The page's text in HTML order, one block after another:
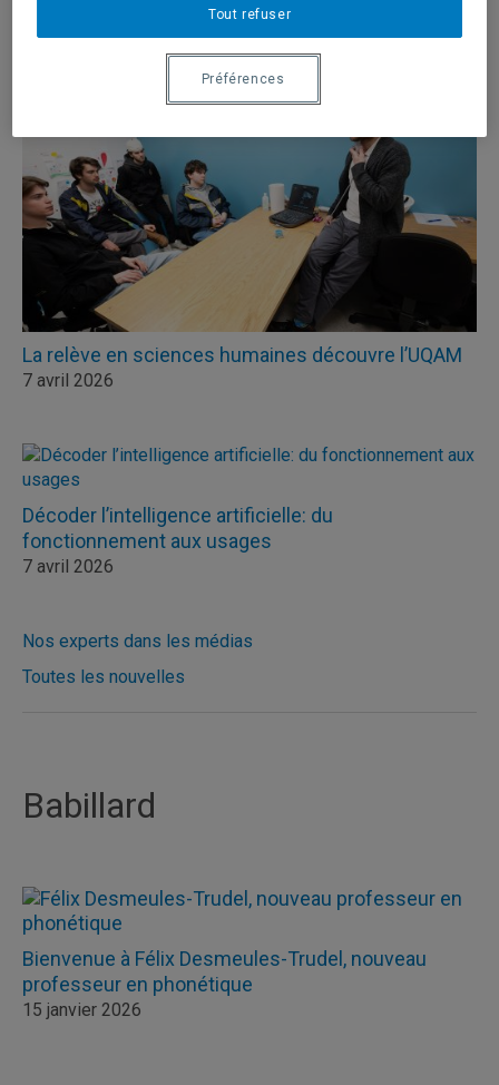
La relève en sciences humaines découvre l’UQAM
7 avril 2026
Décoder l’intelligence artificielle: du
fonctionnement aux usages
7 avril 2026
Nos experts dans les médias
Toutes les nouvelles
Babillard
Bienvenue à Félix Desmeules-Trudel, nouveau
professeur en phonétique
15 janvier 2026
Tout refuser
Préférences